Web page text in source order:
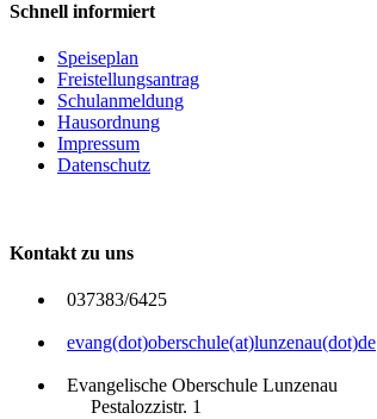
Schnell informiert
Speiseplan
Freistellungsantrag
Schulanmeldung
Hausordnung
Impressum
Datenschutz
Kontakt zu uns
037383/6425
evang(dot)oberschule(at)lunzenau(dot)de
Evangelische Oberschule Lunzenau
Pestalozzistr. 1